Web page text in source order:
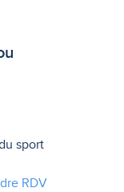
sport
RDV